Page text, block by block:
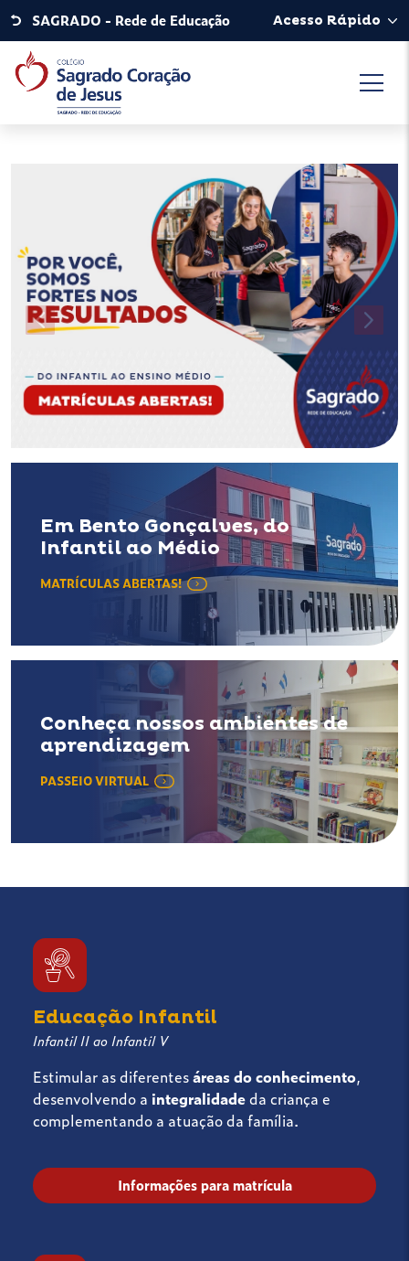
SAGRADO - Rede de Educação Acesso Rápido
Em Bento Gonçalves, do
Infantil ao Médio
MATRÍCULAS ABERTAS!
Conheça nossos ambientes de
aprendizagem
PASSEIO VIRTUAL
Educação Infantil
Infantil II ao Infantil V
Estimular as diferentesáreas do conhecimento,
desenvolvendo a integralidadeda criança e
complementando a atuação da família.
Informações para matrícula